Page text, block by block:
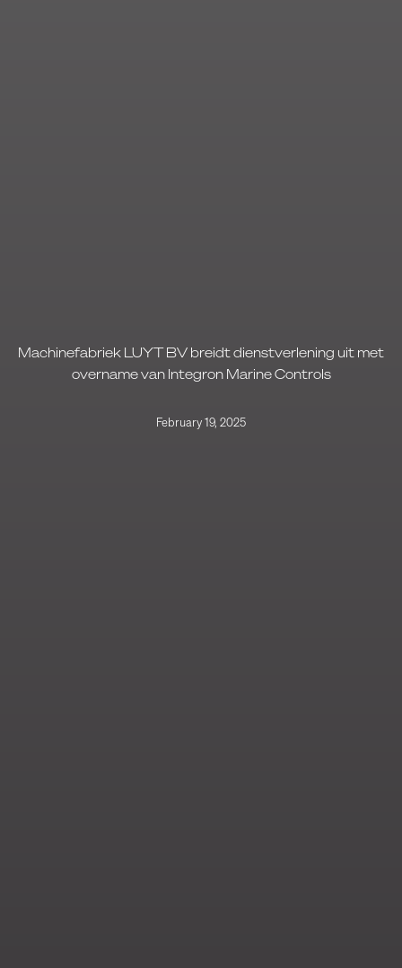
Machinefabriek LUYT BV breidt dienstverlening uit met
overname van Integron Marine Controls
February 19, 2025